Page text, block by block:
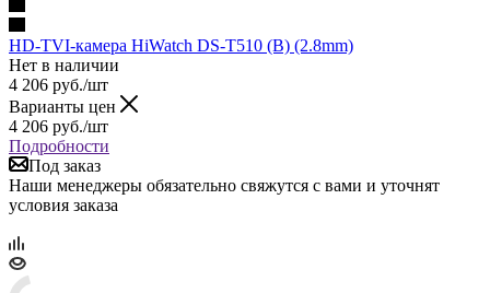
HD-TVI-камера HiWatch DS-T510 (B) (2.8mm)
Нет в наличии
4 206 руб./шт
Варианты цен
4 206 руб./шт
Подробности
Под заказ
Наши менеджеры обязательно свяжутся с вами и уточнят
условия заказа